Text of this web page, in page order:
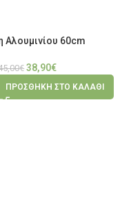
Αλουμινίου 60cm
€ 38,90€
ΠΡΟΣΘΉΚΗ ΣΤΟ ΚΑΛΆΘΙ